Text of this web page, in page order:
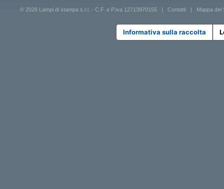
© 2026 Lampi di stampa s.r.l. - C.F. e P.iva 12713970155 | Contatti Mappa del
Informativa sulla raccolta